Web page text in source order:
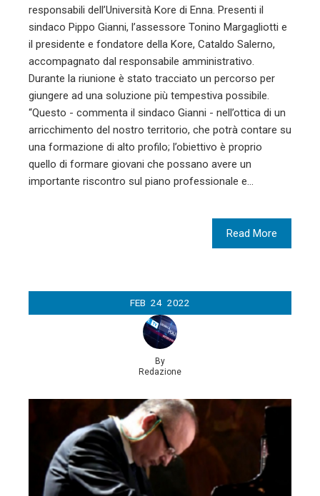
responsabili dell’Università Kore di Enna. Presenti il
sindaco Pippo Gianni, l’assessore Tonino Margagliotti e
il presidente e fondatore della Kore, Cataldo Salerno,
accompagnato dal responsabile amministrativo.
Durante la riunione è stato tracciato un percorso per
giungere ad una soluzione più tempestiva possibile.
“Questo - commenta il sindaco Gianni - nell’ottica di un
arricchimento del nostro territorio, che potrà contare su
una formazione di alto profilo; l’obiettivo è proprio
quello di formare giovani che possano avere un
importante riscontro sul piano professionale e…
Read More
FEB 24 2022
By
Redazione